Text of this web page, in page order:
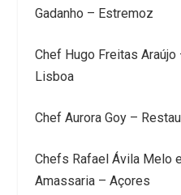
Gadanho – Estremoz
Chef Hugo Freitas
Lisboa
Chef Aurora Goy –
Chefs Rafael Ávila Melo
Amassaria – Açores